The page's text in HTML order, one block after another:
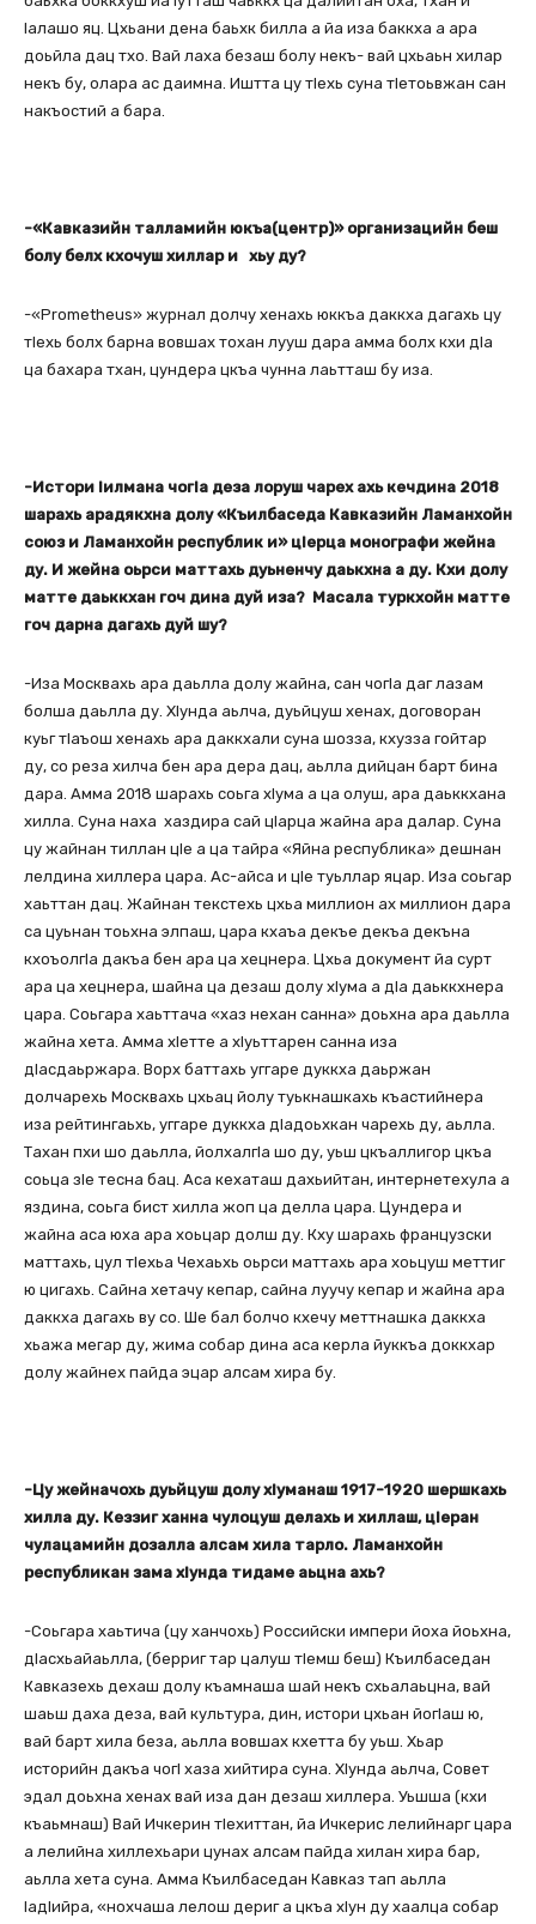
Іалашо яц. Цхьани дена баьхк билла а йа иза баккха а ара
доьйла дац тхо. Вай лаха безаш болу некъ- вай цхьаьн хилар
некъ бу, олара ас даимна. Иштта цу тІехь суна тІетоьвжан сан
накъостий а бара.
-«Кавказийн талламийн юкъа(центр)» организацийн беш
болу белх кхочуш хиллар и хьу ду?
-«Prometheus» журнал долчу хенахь юккъа даккха дагахь цу
тІехь болх барна вовшах тохан лууш дара амма болх кхи дІа
ца бахара тхан, цундера цкъа чунна лаьтташ бу иза.
-Истори Іилмана чогІа деза лоруш чарех ахь кечдина 2018
шарахь арадякхна долу «Къилбаседа Кавказийн Ламанхойн
союз и Ламанхойн республик и» цІерца монографи жейна
ду. И жейна оьрси маттахь дуьненчу даькхна а ду. Кхи долу
матте даьккхан гоч дина дуй иза? Масала туркхойн матте
гоч дарна дагахь дуй шу?
-Иза Москвахь ара даьлла долу жайна, сан чогІа даг лазам
болша даьлла ду. ХІунда аьлча, дуьйцуш хенах, договоран
куьг тІаъош хенахь ара даккхали суна шозза, кхузза гойтар
ду, со реза хилча бен ара дера дац, аьлла дийцан барт бина
дара. Амма 2018 шарахь соьга хІума а ца олуш, ара даьккхана
хилла. Суна наха хаздира сай цІарца жайна ара далар. Суна
цу жайнан тиллан цІе а ца тайра «Яйна республика» дешнан
лелдина хиллера цара. Ас-айса и цІе туьллар яцар. Иза соьгар
хаьттан дац. Жайнан текстехь цхьа миллион ах миллион дара
са цуьнан тоьхна элпаш, цара кхаъа декъе декъа декъна
кхоъолгІа дакъа бен ара ца хецнера. Цхьа документ йа сурт
ара ца хецнера, шайна ца дезаш долу хІума а дІа даьккхнера
цара. Соьгара хаьттача «хаз нехан санна» доьхна ара даьлла
жайна хета. Амма хІетте а хІуьттарен санна иза
дІасдаьржара. Ворх баттахь уггаре дуккха даьржан
долчарехь Москвахь цхьац йолу туькнашкахь къастийнера
иза рейтингаьхь, уггаре дуккха дІадоьхкан чарехь ду, аьлла.
Тахан пхи шо даьлла, йолхалгІа шо ду, уьш цкъаллигор цкъа
соьца зІе тесна бац. Аса кехаташ дахьийтан, интернетехула а
яздина, соьга бист хилла жоп ца делла цара. Цундера и
жайна аса юха ара хоьцар долш ду. Кху шарахь французски
маттахь, цул тІехьа Чехаьхь оьрси маттахь ара хоьцуш меттиг
ю цигахь. Сайна хетачу кепар, сайна луучу кепар и жайна ара
даккха дагахь ву со. Ше бал болчо кхечу меттнашка даккха
хьажа мегар ду, жима собар дина аса керла йуккъа доккхар
долу жайнех пайда эцар алсам хира бу.
-Цу жейначохь дуьйцуш долу хІуманаш 1917-1920 шершкахь
хилла ду. Кеззиг ханна чулоцуш делахь и хиллаш, цІеран
чулацамийн дозалла алсам хила тарло. Ламанхойн
республикан зама хІунда тидаме аьцна ахь?
-Соьгара хаьтича (цу ханчохь) Российски импери йоха йоьхна,
дІасхьайаьлла, (берриг тар цалуш тІемш беш) Къилбаседан
Кавказехь дехаш долу къамнаша шай некъ схьалаьцна, вай
шаьш даха деза, вай культура, дин, истори цхьан йогІаш ю,
вай барт хила беза, аьлла вовшах кхетта бу уьш. Хьар
историйн дакъа чогІ хаза хийтира суна. ХІунда аьлча, Совет
эдал доьхна хенах вай иза дан дезаш хиллера. Уьшша (кхи
къаьмнаш) Вай Ичкерин тІехиттан, йа Ичкерис лелийнарг цара
а лелийна хиллехьари цунах алсам пайда хилан хира бар,
аьлла хета суна. Амма Къилбаседан Кавказ тап аьлла
ІадІийра, «нохчаша лелош дериг а цкъа хІун ду хаалца собар